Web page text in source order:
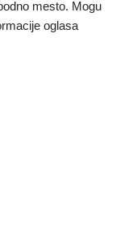
mesto. Mogu
oglasa